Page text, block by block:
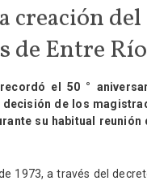
creación
de Entre
el 50 °
de los
su habitual reunión
1973, a través del